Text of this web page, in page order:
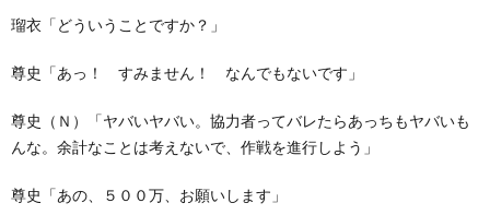
瑠衣「どういうことですか？」
尊史「あっ！ すみません！ なんでもないです」
尊史（Ｎ）「ヤバいヤバい。協力者ってバレたらあっちもヤバいも
んな。余計なことは考えないで、作戦を進行しよう」
尊史「あの、５００万、お願いします」